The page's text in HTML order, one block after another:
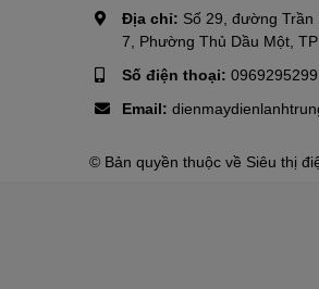
Lớp vỏ bảo ôn: Chất
Tấm thu nhiệt: Cấu tạo
Địa chỉ: Số 29, đường
7, Phường Thủ Dầu Một,
Số điện thoại: 0969295299
Email:
© Bản quyền thuộc về Siêu thị